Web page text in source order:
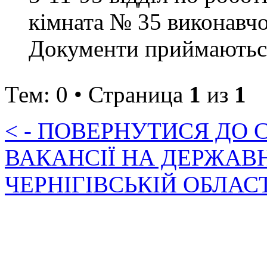
кімната № 35
Документи
Тем: 0 • Страница 1 из 1
< - ПОВЕРНУТИСЯ ДО
ВАКАНСІЇ НА
ЧЕРНІГІВСЬКІЙ